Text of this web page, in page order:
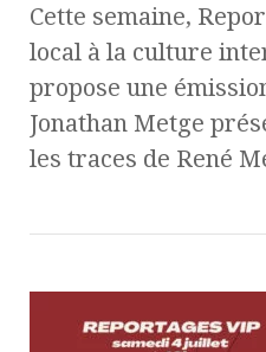
Cette semaine,
local à la culture
propose une
Jonathan Metge
les traces de René